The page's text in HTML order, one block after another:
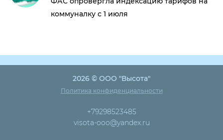
коммуналку с 1 июля
2026 © ООО "Высота"
Политика конфиденциальности
+79298523485
visota-ooo@yandex.ru